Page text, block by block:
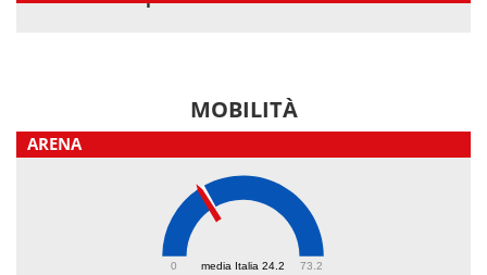
MOBILITÀ
ARENA
media Italia 24.2
0 73.2